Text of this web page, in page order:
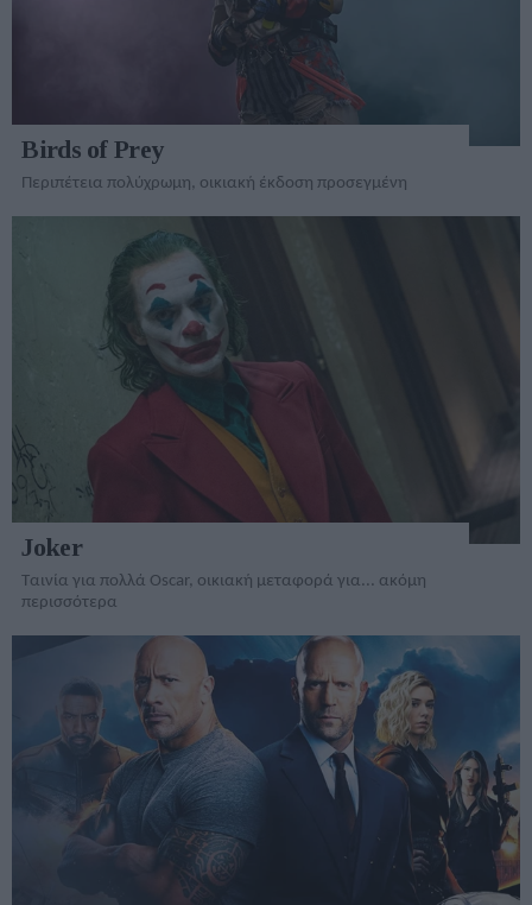
Birds of Prey
Περιπέτεια πολύχρωμη, οικιακή έκδοση προσεγμένη
Joker
Ταινία για πολλά Oscar, οικιακή μεταφορά για... ακόμη
περισσότερα